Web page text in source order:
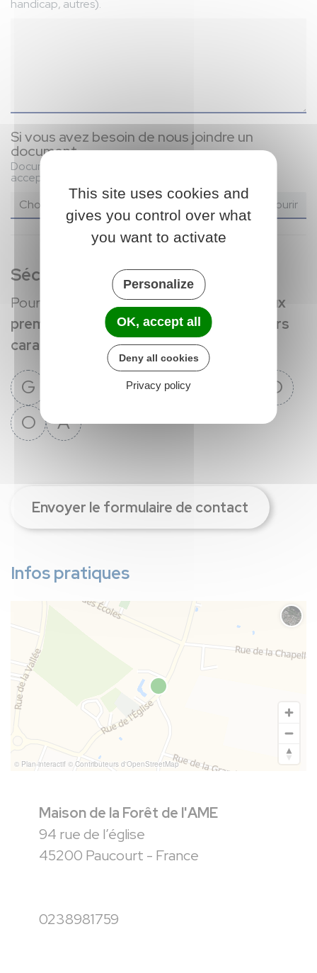
handicap, autres).
Si vous avez besoin de nous joindre un
document...
Documents (.xls, .doc. .pdf) et images (.png, .jpg, .gif)
acceptés (50 Mb maximum)
Choisir un fichier
Sécurité anti-robot
Pour continuer, merci de cliquer sur les
deux
premiers caractèreset lesquatre derniers
caractères
de la série.
G N X
D
O
A
Envoyer le formulaire de contact
Infos pratiques
© Plan-interactif © Contributeurs d'OpenStreetMap
Maison de la Forêt de l'AME
94 rue de l’église
45200 Paucourt - France
0238981759
This site uses cookies and
gives you control over what
you want to activate
Personalize
OK, accept all
Deny all cookies
Privacy policy